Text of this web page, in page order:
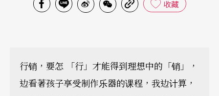
收藏
行销，要怎 「行」才能得到理想中的「销」，
边看著孩子享受制作乐器的课程，我边计算，